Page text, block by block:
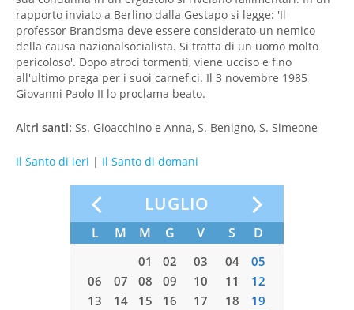
rapporto inviato a Berlino dalla Gestapo si legge: 'Il
professor Brandsma deve essere considerato un nemico
della causa nazionalsocialista. Si tratta di un uomo molto
pericoloso'. Dopo atroci tormenti, viene ucciso e fino
all'ultimo prega per i suoi carnefici. Il 3 novembre 1985
Giovanni Paolo II lo proclama beato.
Altri santi: Ss. Gioacchino e Anna, S. Benigno, S. Simeone
Il Santo di ieri | Il Santo di domani
LUGLIO
L M M G V S D
01 02 03 04
05
06
07 08 09 10 11
12
13
14 15 16 17 18
19